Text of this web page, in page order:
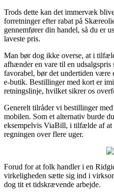
Trods dette kan det immervæk
forretninger efter rabat på
gennemfører din handel, så du er
laveste pris.
Man bør dog ikke overse, at i
afhænder en vare til en
favorabel, bør det undertiden være
e-butik. Bestillinger med kort er
retningslinje, hvilket sikrer os
Generelt tilråder vi bestillinger
mobilen. Som et alternativ burde
eksempelvis ViaBill, i tilfælde af at
regningen over flere uger.
Forud for at folk handler i en
virkeligheden sætte sig ind i
dog tit et tidskrævende arbejde.